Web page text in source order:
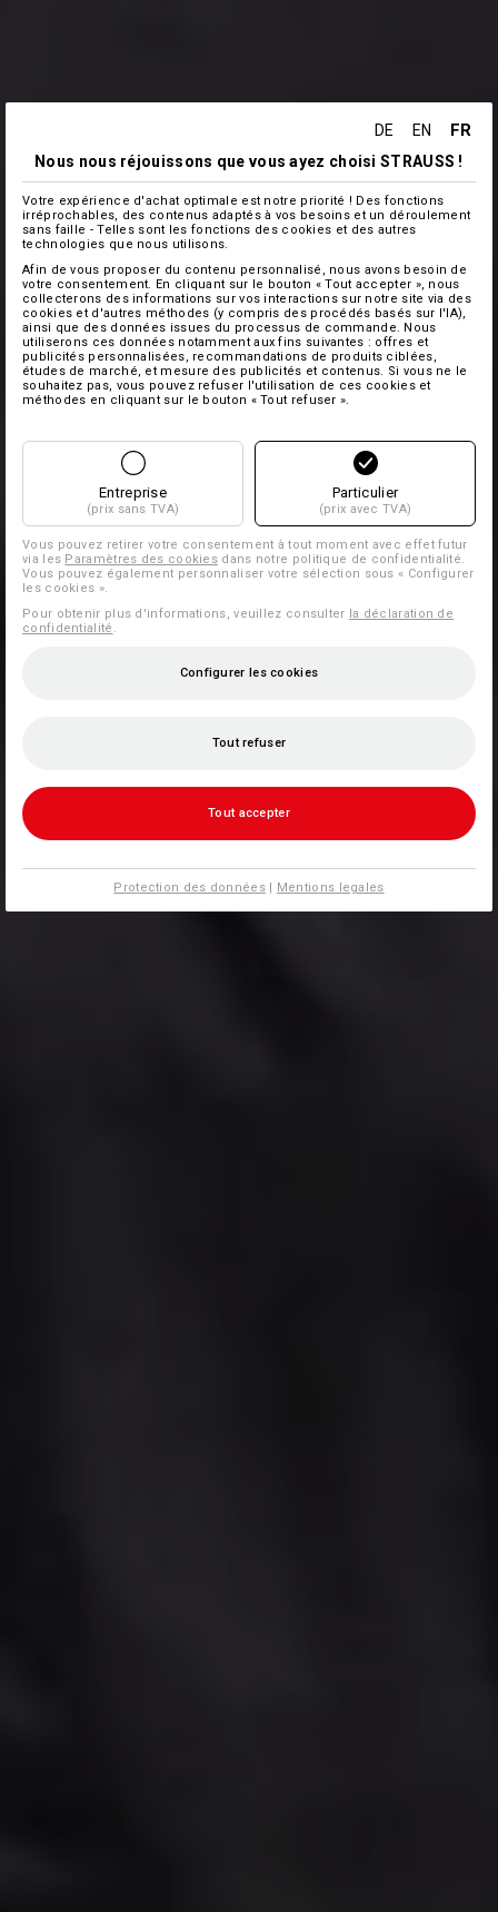
DE EN FR
Nous nous réjouissons que vous ayez choisi STRAUSS !
Votre expérience d'achat optimale est notre priorité ! Des fonctions
irréprochables, des contenus adaptés à vos besoins et un déroulement
sans faille - Telles sont les fonctions des cookies et des autres
technologies que nous utilisons.
Afin de vous proposer du contenu personnalisé, nous avons besoin de
votre consentement. En cliquant sur le bouton « Tout accepter », nous
collecterons des informations sur vos interactions sur notre site via des
cookies et d'autres méthodes (y compris des procédés basés sur l'IA),
ainsi que des données issues du processus de commande. Nous
utiliserons ces données notamment aux fins suivantes : offres et
publicités personnalisées, recommandations de produits ciblées,
études de marché, et mesure des publicités et contenus. Si vous ne le
souhaitez pas, vous pouvez refuser l'utilisation de ces cookies et
méthodes en cliquant sur le bouton « Tout refuser ».
Entreprise
(prix sans TVA)
Particulier
(prix avec TVA)
Vous pouvez retirer votre consentement à tout moment avec effet futur
via les Paramètres des cookies dans notre politique de confidentialité.
Vous pouvez également personnaliser votre sélection sous « Configurer
les cookies ».
Pour obtenir plus d'informations, veuillez consulter la déclaration de
confidentialité .
Configurer les cookies
Tout refuser
Tout accepter
Protection des données| Mentions legales